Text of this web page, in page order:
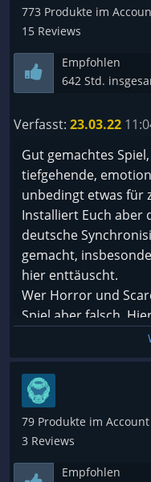
773 Produkte im
15 Reviews
Empfohlen
642 Std.
Verfasst: 23.03.22
Gut gemachtes
tiefgehende,
unbedingt etwas für
Installiert Euch aber
deutsche
gemacht,
hier enttäuscht.
Wer Horror und
Spiel aber falsch.
guten Thriller der
Ansonsten aber
Es hat mir viel Spaß
79 Produkte im Account
3 Reviews
Empfohlen